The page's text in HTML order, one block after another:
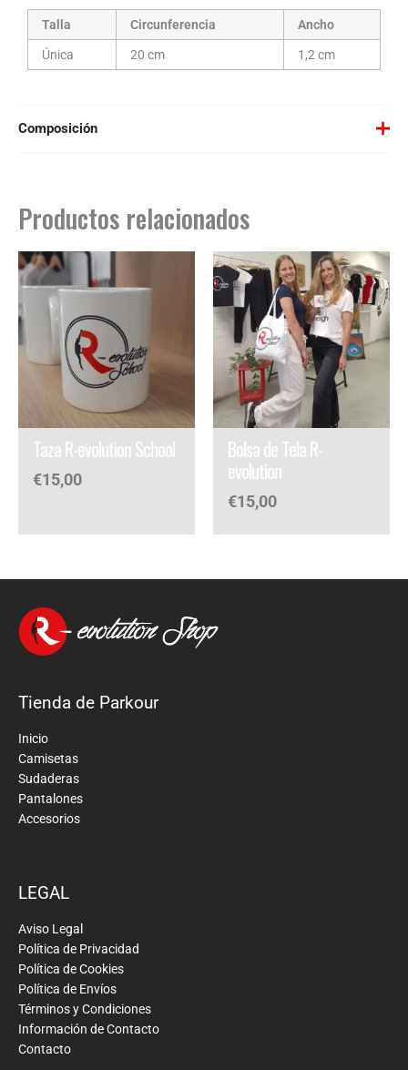
Talla Circunferencia Ancho
Única 20 cm 1,2 cm
Composición
Productos relacionados
Taza R-evolution School
€15,00
Bolsa de Tela R-
evolution
€15,00
Tienda de Parkour
Inicio
Camisetas
Sudaderas
Pantalones
Accesorios
LEGAL
Aviso Legal
Política de Privacidad
Política de Cookies
Política de Envíos
Términos y Condiciones
Información de Contacto
Contacto